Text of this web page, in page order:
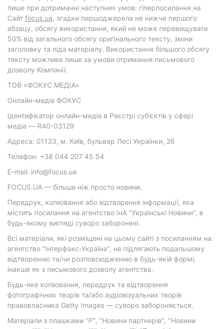
лише при дотриманні наступних умов: гіперпосилання на
Cайт focus.ua, згадки першоджерела не нижче першого
абзацу, обсягу використання, який не може перевищувати
50% від загального обсягу оригінального тексту, зміни
заголовку та ліда матеріалу. Використання більшого обсягу
тексту можливе лише за умови отримання письмового
дозволу Компанії.
ТОВ «ФОКУС МЕДІА»
Онлайн-медіа ФОКУС
Ідентифікатор онлайн-медіа в Реєстрі суб’єктів у сфері
медіа — R40-03129
Адреса: 01133, м. Київ, бульвар Лесі Українки, 26
Телефон: +38 044 207 45 54
E-mail: info@focus.ua
FOCUS.UA — більше ніж просто новини.
Передрук, копіювання або відтворення інформації, яка
містить посилання на агентство ІнА "Українські Новини", в
будь-якому вигляді суворо заборонені.
Всі матеріали, які розміщені на цьому сайті з посиланням на
агентство "Інтерфакс-Україна", не підлягають подальшому
відтворенню та/чи розповсюдженню в будь-якій формі,
інакше як з письмового дозволу агентства.
Будь-яке копіювання, передрук та відтворення
фотографічних творів та/або аудіовізуальних творів
правовласника Getty Images — суворо забороняється.
Матеріали з плашками "Р", "Новини партнерів", "Новини